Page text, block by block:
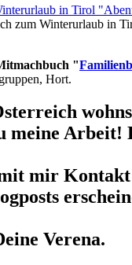
zum Winterurlaub in
"
Hort.
meine Arbeit!
mir
Verena.